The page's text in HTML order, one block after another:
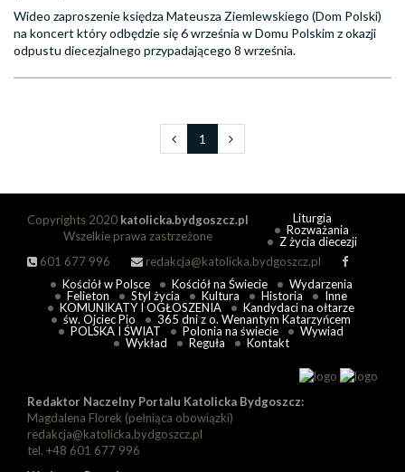
Wideo zaproszenie księdza Mateusza Ziemlewskiego (Dom Polski)
na koncert który odbędzie się 6 września w Domu Polskim z okazji
odpustu diecezjalnego przypadającego 8 września.
1
Copyrights 2020 katolicka.bydgoszcz.pl
Wszelkie prawa zastrzeżone
601 677 996
redakcja@katolicka.bydgoszcz.pl
Liturgia
Rozważania
Z życia diecezji
Kościół w Polsce Kościół na Świecie
Wydarzenia
Felieton
Styl życia Kultura Historia
Inne
KOMUNIKATY I OGŁOSZENIA
Kandydaci na ołtarze
św. Ojciec Pio
365 dni z o. Wenantym Katarzyńcem
POLSKA I ŚWIAT
Polonia na świecie
Wywiad
Wykład
Reguła Kontakt
Redaktor Naczelny Portalu Katolicka Bydgoszcz:
Magdalena Florek (pełniąca obowiązki)
redakcja@katolicka.bydgoszcz.pl
tel. +48 601 677 996